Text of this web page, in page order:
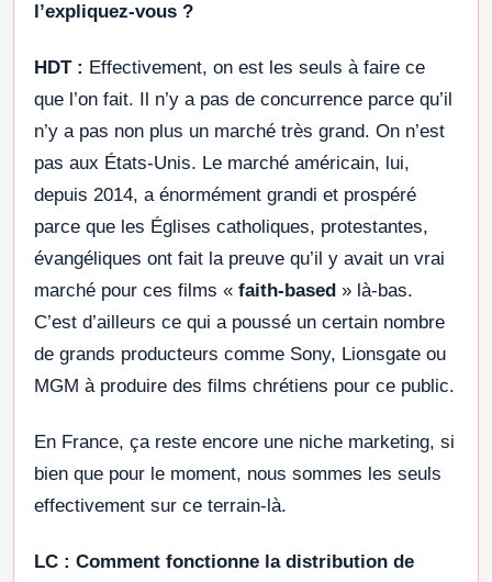
l’expliquez-vous ?
HDT : Effectivement, on est les seuls à faire ce
que l’on fait. Il n’y a pas de concurrence parce qu’il
n’y a pas non plus un marché très grand. On n’est
pas aux États-Unis. Le marché américain, lui,
depuis 2014, a énormément grandi et prospéré
parce que les Églises catholiques, protestantes,
évangéliques ont fait la preuve qu’il y avait un vrai
marché pour ces films « faith-based » là-bas.
C’est d’ailleurs ce qui a poussé un certain nombre
de grands producteurs comme Sony, Lionsgate ou
MGM à produire des films chrétiens pour ce public.
En France, ça reste encore une niche marketing, si
bien que pour le moment, nous sommes les seuls
effectivement sur ce terrain-là.
LC : Comment fonctionne la distribution de